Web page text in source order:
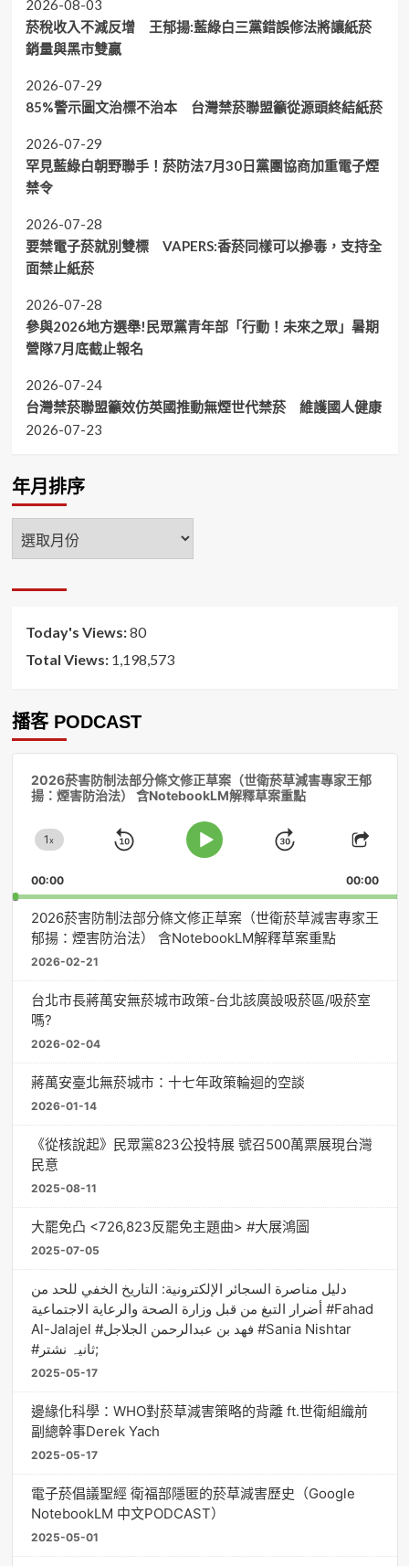
2026-08-03
菸稅收入不減反增 王郁揚:藍綠白三黨錯誤修法將讓紙菸
銷量與黑市雙贏
2026-07-29
85%警示圖文治標不治本 台灣禁菸聯盟籲從源頭終結紙菸
2026-07-29
罕見藍綠白朝野聯手！菸防法7月30日黨團協商加重電子煙
禁令
2026-07-28
要禁電子菸就別雙標 VAPERS:香菸同樣可以摻毒，支持全
面禁止紙菸
2026-07-28
參與2026地方選舉!民眾黨青年部「行動！未來之眾」暑期
營隊7月底截止報名
2026-07-24
台灣禁菸聯盟籲效仿英國推動無煙世代禁菸 維護國人健康
2026-07-23
年月排序
年
月
Today's Views:80
Total Views: 1,198,573
播客 PODCAST
2026菸害防制法部分條文修正草案（世衛菸草減害專家王郁
揚：煙害防治法） 含NotebookLM解釋草案重點
Change
Rate
1x
Skip
Play
Jump
Forward
Share
00:00 00:00
2026菸害防制法部分條文修正草案（世衛菸草減害專家王
郁揚：煙害防治法） 含NotebookLM解釋草案重點
2026-02-21
台北市長蔣萬安無菸城市政策-台北該廣設吸菸區/吸菸室
嗎?
2026-02-04
蔣萬安臺北無菸城市：十七年政策輪迴的空談
2026-01-14
《從核說起》民眾黨823公投特展 號召500萬票展現台灣
民意
2025-08-11
大罷免凸 <726,823反罷免主題曲> #大展鴻圖
2025-07-05
دليل مناصرة السجائر الإلكترونية: التاريخ الخفي للحد من
أضرار التبغ من قبل وزارة الصحة والرعاية الاجتماعية #Fahad
Al-Jalajel #فهد بن عبدالرحمن الجلاجل #Sania Nishtar
#ثانیہ نشتر;
2025-05-17
邊緣化科學：WHO對菸草減害策略的背離 ft.世衛組織前
副總幹事Derek Yach
2025-05-17
電子菸倡議聖經 衛福部隱匿的菸草減害歷史（Google
NotebookLM 中文PODCAST）
2025-05-01